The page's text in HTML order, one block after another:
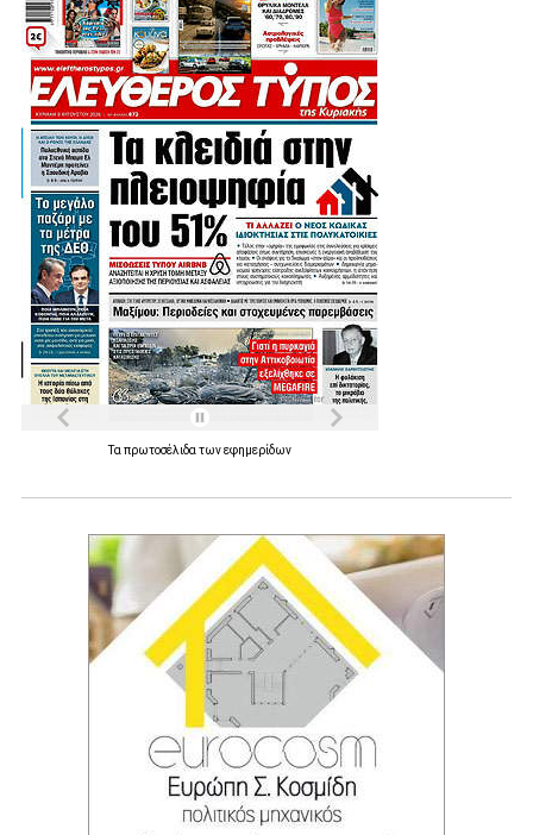
Τα πρωτοσέλιδα τωνεφημερίδων